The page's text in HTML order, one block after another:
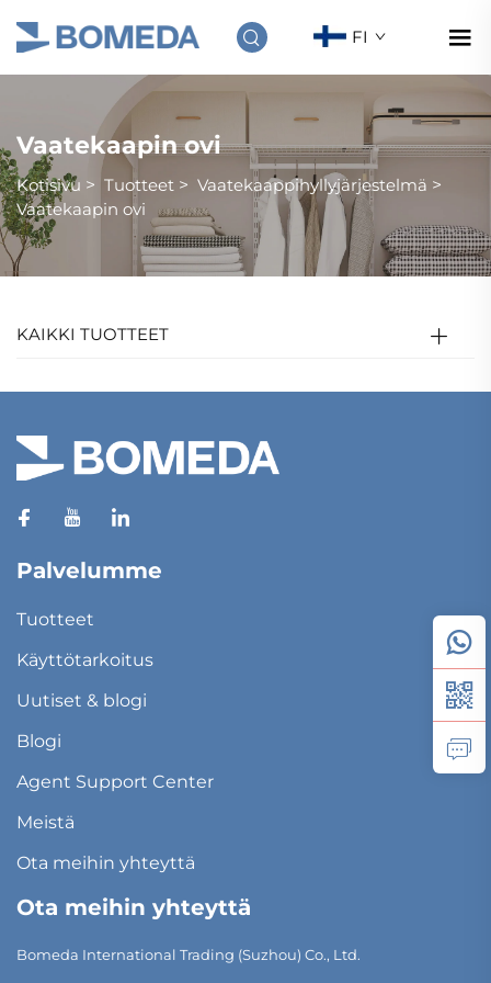
FI
Vaatekaapin ovi
Kotisivu > Tuotteet > Vaatekaappihyllyjärjestelmä >
Vaatekaapin ovi
KAIKKI TUOTTEET
Palvelumme
Tuotteet
Käyttötarkoitus
Uutiset & blogi
Blogi
Agent Support Center
Meistä
Ota meihin yhteyttä
Ota meihin yhteyttä
Bomeda International Trading (Suzhou) Co., Ltd.